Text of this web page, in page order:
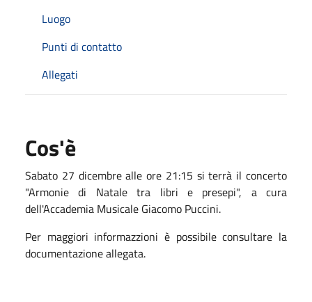
Luogo
Punti di contatto
Allegati
Cos'è
Sabato 27 dicembre alle ore 21:15 si terrà il concerto
"Armonie di Natale tra libri e presepi", a cura
dell'Accademia Musicale Giacomo Puccini.
Per maggiori informazzioni è possibile consultare la
documentazione allegata.